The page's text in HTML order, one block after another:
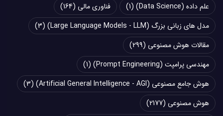
علم داده (Data Science)
(1) فناوری مالی (164)
مدل های زبانی بزرگ (Large Language Models - LLM)
(3)
مقالات هوش مصنوعی (299)
مهندسی پرامپت (Prompt Engineering)
(1)
هوش جامع مصنوعی (Artificial General Intelligence - AGI)
(3)
هوش مصنوعی (2177)